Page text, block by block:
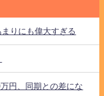
りにも偉大すぎる
円、同期との差にな